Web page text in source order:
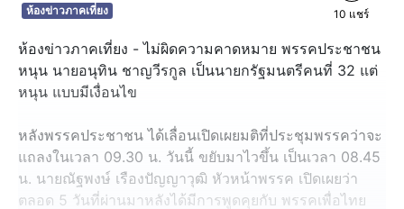
ห้องข่าวภาคเที่ยง
10 แชร์
ห้องข่าวภาคเที่ยง - ไม่ผิดความคาดหมาย พรรคประชาชน
หนุน นายอนุทิน ชาญวีรกูล เป็นนายกรัฐมนตรีคนที่ 32 แต่
หนุน แบบมีเงื่อนไข
หลังพรรคประชาชน ได้เลื่อนเปิดเผยมติที่ประชุมพรรคว่าจะ
แถลงในเวลา 09.30 น. วันนี้ ขยับมาไวขึ้น เป็นเวลา 08.45
น. นายณัฐพงษ์ เรืองปัญญาวุฒิ หัวหน้าพรรค เปิดเผยว่า
ตลอด 5 วันที่ผ่านมาหลังได้มีการพูดคุยกับ พรรคเพื่อไทย